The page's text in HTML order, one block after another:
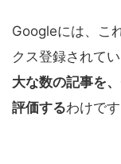
Googleには、こ
クス登録されてい
大な数の記事を
評価するわけです